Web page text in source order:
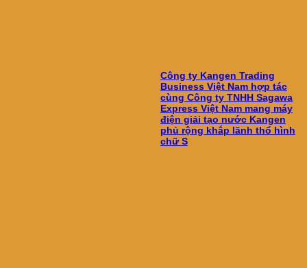
Công ty Kangen Trading
Business Việt Nam hợp tác
cùng Công ty TNHH Sagawa
Express Việt Nam mang máy
điện giải tạo nước Kangen
phủ rộng khắp lãnh thổ hình
chữ S